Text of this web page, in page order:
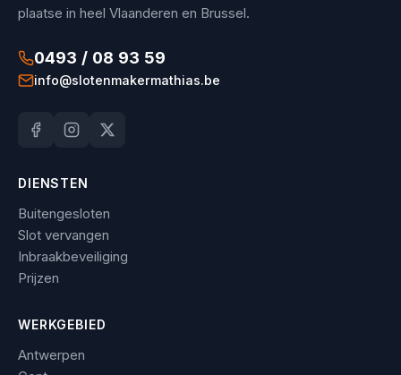
plaatse in heel Vlaanderen en Brussel.
0493 / 08 93 59
info@slotenmakermathias.be
DIENSTEN
Buitengesloten
Slot vervangen
Inbraakbeveiliging
Prijzen
WERKGEBIED
Antwerpen